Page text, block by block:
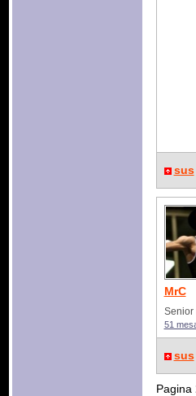
sus
MrC
Senior
51
sus
Pagina